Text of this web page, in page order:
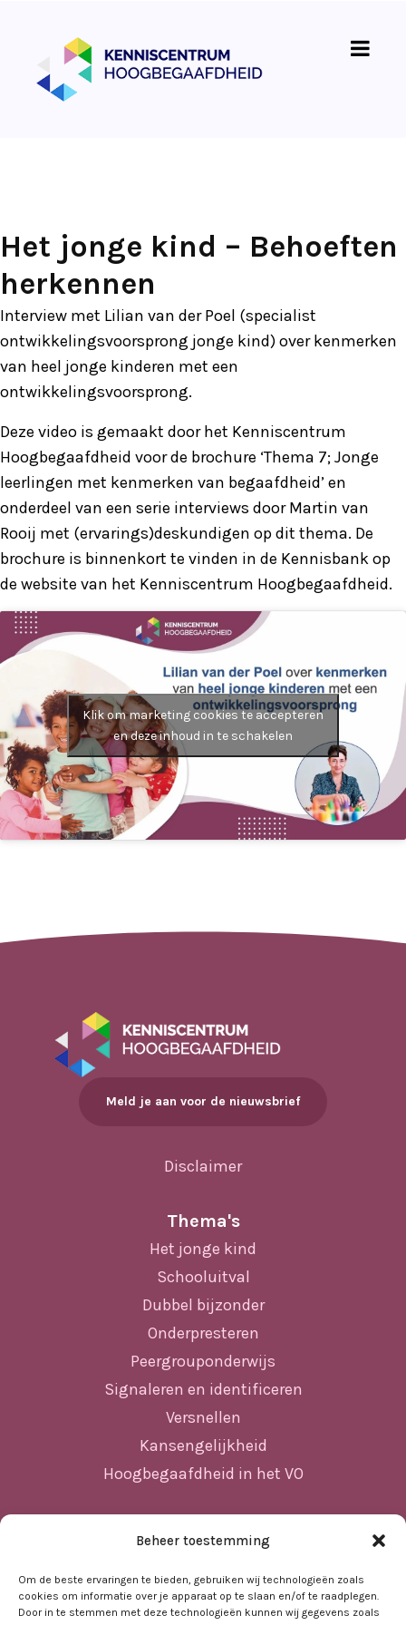
Beheer toestemming
Om de beste ervaringen te bieden, gebruiken wij technologieën zoals
cookies om informatie over je apparaat op te slaan en/of te raadplegen.
Door in te stemmen met deze technologieën kunnen wij gegevens zoals
Het jonge kind – Behoeften
herkennen
Interview met Lilian van der Poel (specialist
ontwikkelingsvoorsprong jonge kind) over kenmerken
van heel jonge kinderen met een
ontwikkelingsvoorsprong.
Deze video is gemaakt door het Kenniscentrum
Hoogbegaafdheid voor de brochure ‘Thema 7; Jonge
leerlingen met kenmerken van begaafdheid’ en
onderdeel van een serie interviews door Martin van
Rooij met (ervarings)deskundigen op dit thema. De
brochure is binnenkort te vinden in de Kennisbank op
de website van het Kenniscentrum Hoogbegaafdheid.
Klik om marketing cookies te accepteren
en deze inhoud in te schakelen
Meld je aan voor de nieuwsbrief
Disclaimer
Thema's
Het jonge kind
Schooluitval
Dubbel bijzonder
Onderpresteren
Peergrouponderwijs
Signaleren en identificeren
Versnellen
Kansengelijkheid
Hoogbegaafdheid in het VO
Home
Nieuws